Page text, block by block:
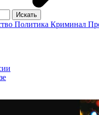
Политика Криминал